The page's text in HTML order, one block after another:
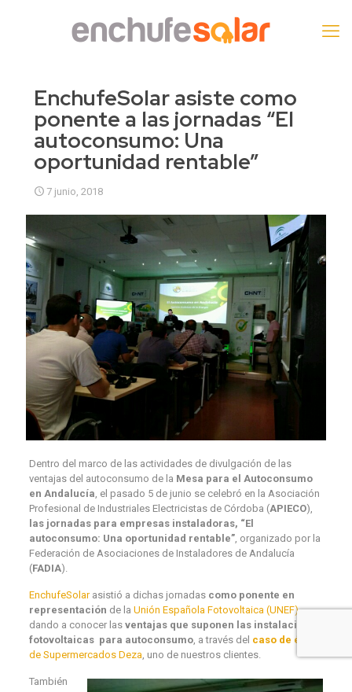
EnchufeSolar asiste como
ponente a las jornadas “El
autoconsumo: Una
oportunidad rentable”
7 junio, 2018
Dentro del marco de las actividades de divulgación de las
ventajas del autoconsumo de la Mesa para el Autoconsumo
en Andalucía , el pasado 5 de junio se celebró en la Asociación
Profesional de Industriales Electricistas de Córdoba (APIECO),
las jornadas para empresas instaladoras, “El
autoconsumo: Una oportunidad rentable”, organizado por la
Federación de Asociaciones de Instaladores de Andalucía
(FADIA).
EnchufeSolarasistió a dichas jornadas como ponente en
representación de la Unión Española Fotovoltaica (UNEF),
dando a conocer las ventajas que suponen las instalaciones
fotovoltaicas para autoconsumo, a través del caso de éxito
de Supermercados Deza , uno de nuestros clientes.
También